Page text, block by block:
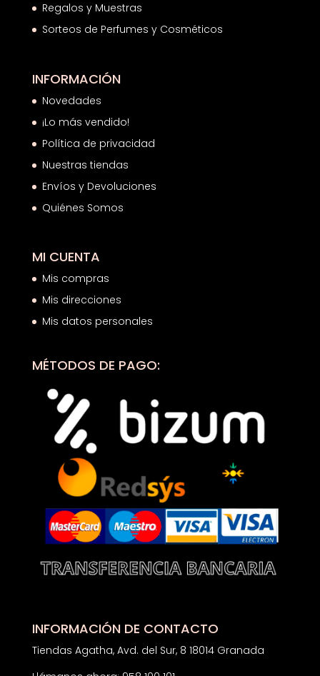
Regalos y Muestras
Sorteos de Perfumes y Cosméticos
INFORMACIÓN
Novedades
¡Lo más vendido!
Política de privacidad
Nuestras tiendas
Envíos y Devoluciones
Quiénes Somos
MI CUENTA
Mis compras
Mis direcciones
Mis datos personales
MÉTODOS DE PAGO:
INFORMACIÓN DE CONTACTO
Tiendas Agatha, Avd. del Sur, 8 18014 Granada